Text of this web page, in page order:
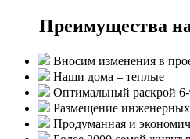
Преимущества
Вносим изменения в
Наши дома – теплые
Оптимальный раскрой 6-
Размещение
Продуманная и